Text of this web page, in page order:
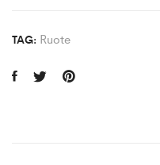
TAG: Ruote